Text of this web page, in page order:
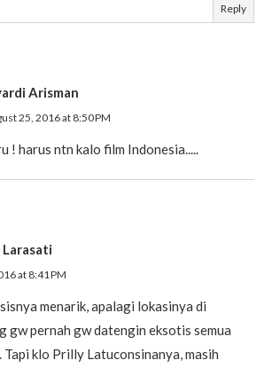
Reply
Arisman
25, 2016 at 8:50 PM
! harus ntn kalo film Indonesia.....
at 8:41 PM
menarik, apalagi lokasinya di
gw pernah gw datengin eksotis semua
Tapi klo Prilly Latuconsinanya, masih